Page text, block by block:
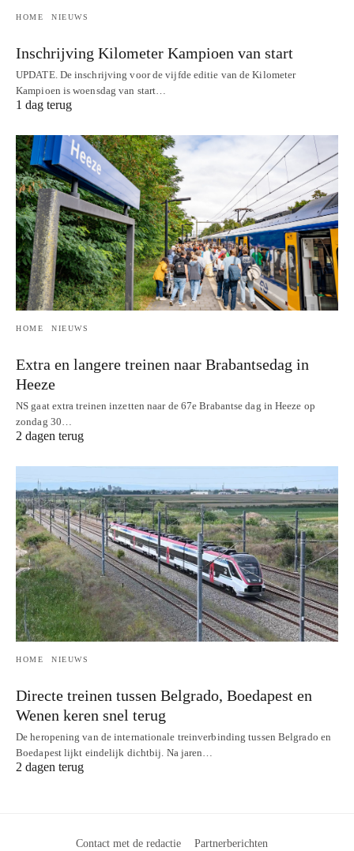
HOME NIEUWS
Inschrijving Kilometer Kampioen van start
UPDATE. De inschrijving voor de vijfde editie van de Kilometer
Kampioen is woensdag van start…
1 dag terug
HOME NIEUWS
Extra en langere treinen naar Brabantsedag in
Heeze
NS gaat extra treinen inzetten naar de 67e Brabantse dag in Heeze op
zondag 30…
2 dagen terug
HOME NIEUWS
Directe treinen tussen Belgrado, Boedapest en
Wenen keren snel terug
De heropening van de internationale treinverbinding tussen Belgrado en
Boedapest lijkt eindelijk dichtbij. Na jaren…
2 dagen terug
Contact met de redactie Partnerberichten